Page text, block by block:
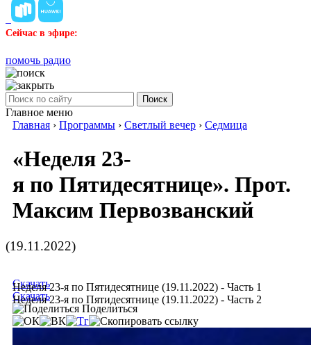
Сейчас в эфире:
помочь радио
Поиск
Главное меню
Главная › Программы › Светлый вечер › Седмица
«Неделя 23-
я по Пятидесятнице». Прот.
Максим Первозванский
(19.11.2022)
Неделя 23-я по Пятидесятнице (19.11.2022) - Часть 1
Скачать
Неделя 23-я по Пятидесятнице (19.11.2022) - Часть 2
Скачать
Поделиться